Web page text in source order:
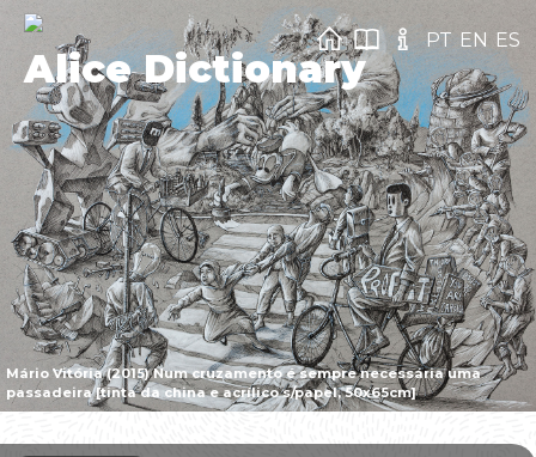
Mário Vitória (2015) Num cruzamento é sempre necessária uma
passadeira [tinta da china e acrílico s/papel, 50x65cm]
Alice Dictionary
PT EN ES